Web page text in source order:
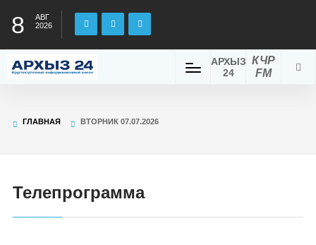
8
АВГ
2026
КЧР
FM
АРХЫЗ
24
ГЛАВНАЯ ВТОРНИК 07.07.2026
Телепрограмма